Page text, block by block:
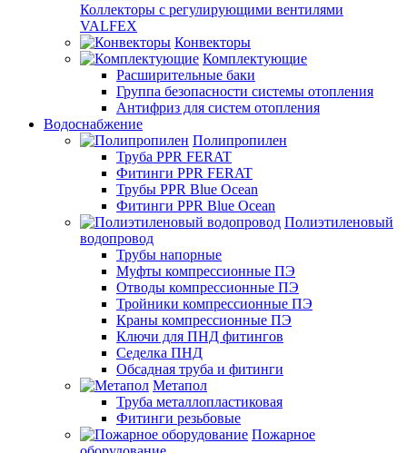
Коллекторы с регулирующими вентилями
VALFEX
Конвекторы
Комплектующие
Расширительные баки
Группа безопасности системы отопления
Антифриз для систем отопления
Водоснабжение
Полипропилен
Труба PPR FERAT
Фитинги PPR FERAT
Трубы PPR Blue Ocean
Фитинги PPR Blue Ocean
Полиэтиленовый
водопровод
Трубы напорные
Муфты компрессионные ПЭ
Отводы компрессионные ПЭ
Тройники компрессионные ПЭ
Краны компрессионные ПЭ
Ключи для ПНД фитингов
Седелка ПНД
Обсадная труба и фитинги
Метапол
Труба металлопластиковая
Фитинги резьбовые
Пожарное